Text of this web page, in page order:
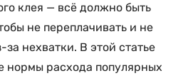
клея — всё должно быть
не переплачивать и не
за нехватки. В этой статье
нормы расхода популярных